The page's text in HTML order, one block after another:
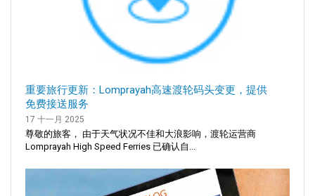
重要旅行更新：Lomprayah高速渡轮码头变更，提供
免费接送服务
17 十一月 2025
尊敬的旅客， 由于天气状况不佳和大浪影响，渡轮运营商
Lomprayah High Speed Ferries 已确认自...